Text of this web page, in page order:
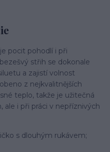
pocit pohodlí i při
střih se dokonale
a zajistí volnost
z nejkvalitnějších
teplo, takže je užitečná
ale i při práci v nepříznivých
s dlouhým rukávem;